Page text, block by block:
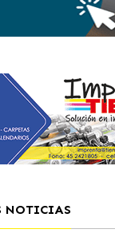
NOTICIAS